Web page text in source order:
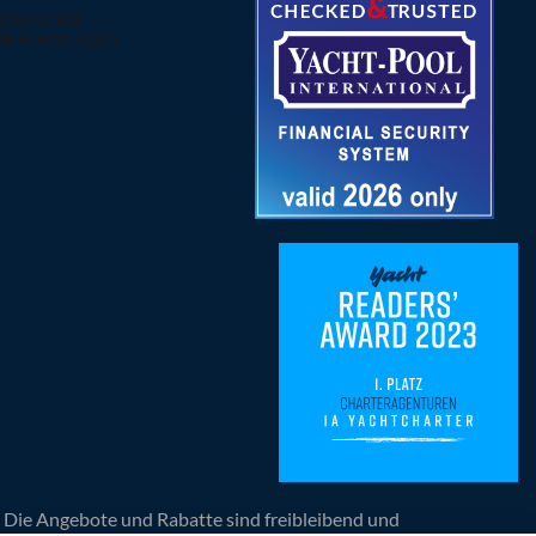
Angebote und Rabatte sind freibleibend und